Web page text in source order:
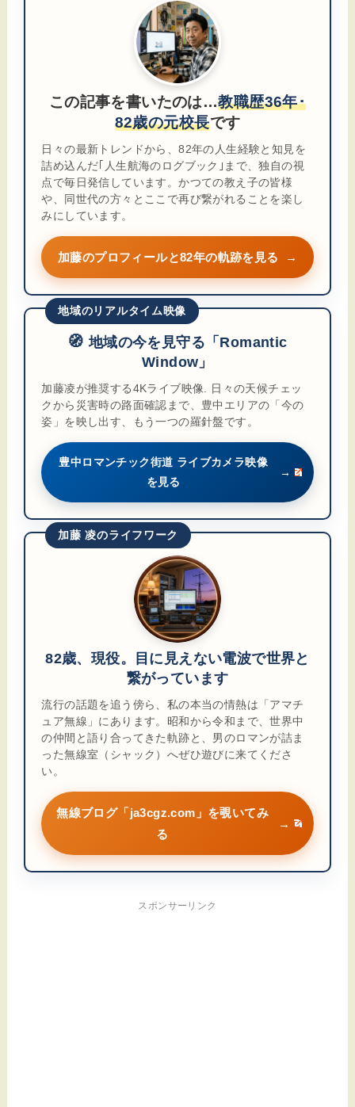
この記事を書いたのは…教職歴36年･
82歳の元校長です
日々の最新トレンドから、82年の人生経験と知見を
詰め込んだ｢人生航海のログブック｣まで、独自の視
点で毎日発信しています。かつての教え子の皆様
や、同世代の方々とここで再び繋がれることを楽し
みにしています。
加藤のプロフィールと82年の軌跡を見る →
地域のリアルタイム映像
🧭 地域の今を見守る「Romantic
Window」
加藤凌が推奨する4Kライブ映像. 日々の天候チェッ
クから災害時の路面確認まで、豊中エリアの「今の
姿」を映し出す、もう一つの羅針盤です。
豊中ロマンチック街道 ライブカメラ映像
を見る
→
加藤 凌のライフワーク
82歳、現役。目に見えない電波で世界と
繋がっています
流行の話題を追う傍ら、私の本当の情熱は「アマチ
ュア無線」にあります。昭和から令和まで、世界中
の仲間と語り合ってきた軌跡と、男のロマンが詰ま
った無線室（シャック）へぜひ遊びに来てくださ
い。
無線ブログ「ja3cgz.com」を覗いてみ
る
→
スポンサーリンク